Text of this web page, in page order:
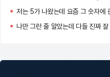
저는 5가 나왔는데 요즘 그 숫자에